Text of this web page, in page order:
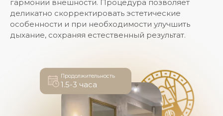
гармонии внешности. Процедура позволяет
деликатно скорректировать эстетические
особенности и при необходимости улучшить
дыхание, сохраняя естественный результат.
Продолжительность
1.5-3 часа